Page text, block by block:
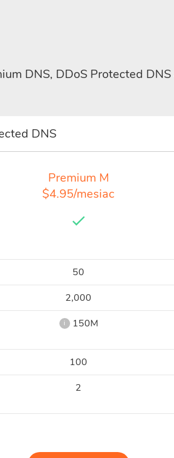
DNS, DDoS Protected
DNS
Premium M
$4.95/mesiac
50
2,000
i 150M
100
2